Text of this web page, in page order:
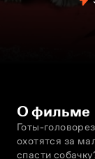
О фильме
Готы-
охотятся за
спасти